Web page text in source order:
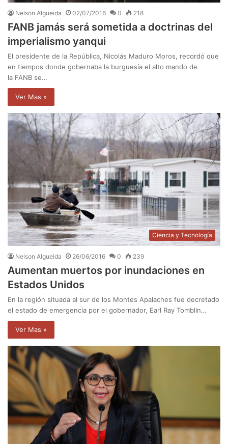
Nelson Algueida 02/07/2016 0 218
FANB jamás será sometida a doctrinas del
imperialismo yanqui
El presidente de la República, Nicolás Maduro Moros, recordó que
en tiempos donde gobernaba la burguesía el alto mando de
la FANB se…
Ver Mas »
Ciencia y Tecnología
Nelson Algueida 26/06/2016 0 239
Aumentan muertos por inundaciones en
Estados Unidos
En la región situada al sur de los Montes Apalaches fue decretado
el estado de emergencia por el gobernador, Earl Ray Tomblin…
Ver Mas »